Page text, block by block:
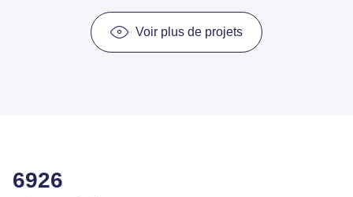
Voir plus de projets
6926